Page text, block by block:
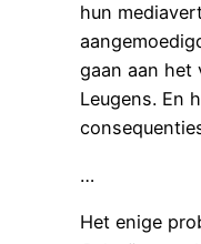
hun
gaan aan het
Leugens. En
…
Het enige